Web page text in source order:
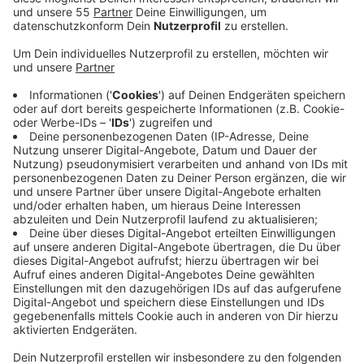
Flugbetriebs ausmachen.
Anzeige
Es gebe zwar empfohlene Flugrouten, aber einige
Piloten wichen um bis zu einen Kilometer davon ab,
sagte uns ein Sprecher. Die Flugzeuge drehten dann
mehrfach hintereinander Platzrunden über den
bewohnten Gebieten. Der Flughafen selbst konnte
bisher nicht erklären, warum sich die Flugschulen nicht
an die Empfehlungen halten. Er sicherte aber zu, sie
auf die Ideallinien hinzuweisen. Die Fluglärmgegner